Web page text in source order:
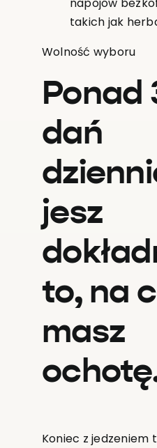
takich jak
Wolność wyboru
Ponad
dań
jesz
to, na
masz
Koniec z jedzeniem